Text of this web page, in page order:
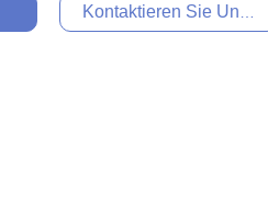
Kontaktieren Sie Uns